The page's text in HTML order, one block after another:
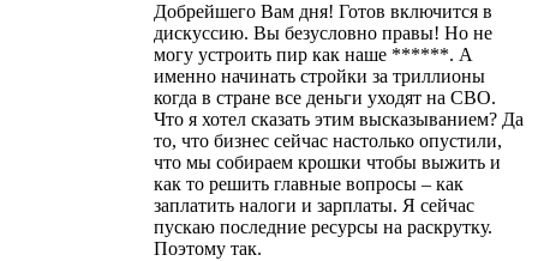
Добрейшего Вам дня! Готов включится в
дискуссию. Вы безусловно правы! Но не
могу устроить пир как наше ******. А
именно начинать стройки за триллионы
когда в стране все деньги уходят на СВО.
Что я хотел сказать этим высказыванием? Да
то, что бизнес сейчас настолько опустили,
что мы собираем крошки чтобы выжить и
как то решить главные вопросы – как
заплатить налоги и зарплаты. Я сейчас
пускаю последние ресурсы на раскрутку.
Поэтому так.